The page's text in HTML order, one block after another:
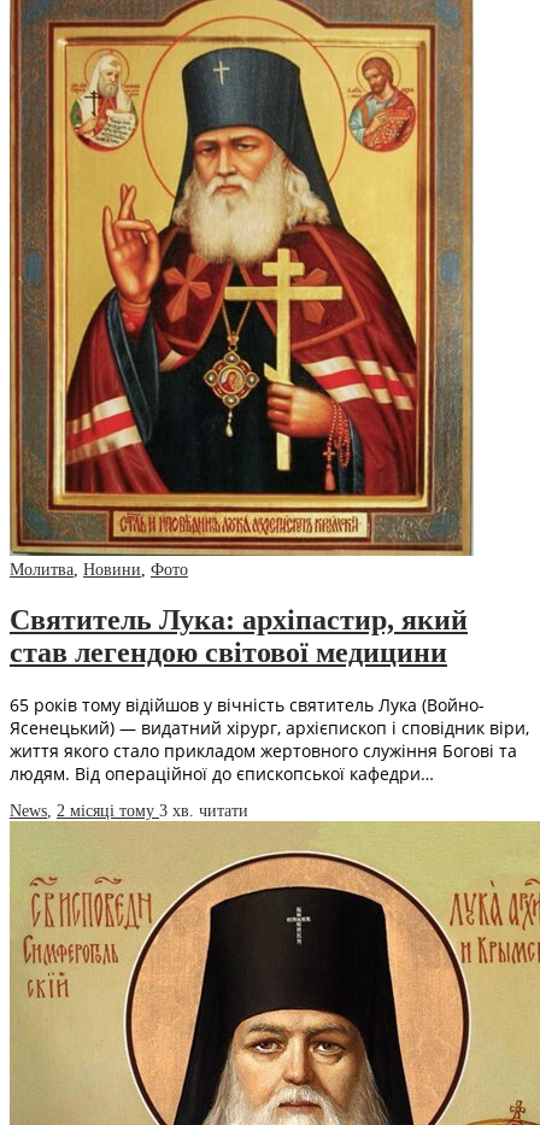
Молитва, Новини, Фото
Святитель Лука: архіпастир, який
став легендою світової медицини
65 років тому відійшов у вічність святитель Лука (Войно-
Ясенецький) — видатний хірург, архієпископ і сповідник віри,
життя якого стало прикладом жертовного служіння Богові та
людям. Від операційної до єпископської кафедри…
News, 2 місяці тому 3 хв. читати